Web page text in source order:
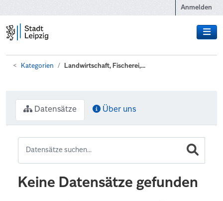
Anmelden
Kategorien Landwirtschaft, Fischerei,...
Datensätze Über uns
Keine Datensätze gefunden